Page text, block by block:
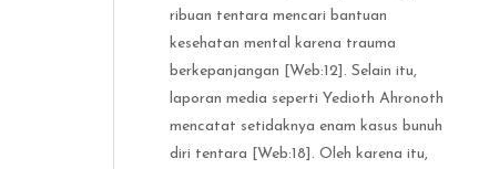
ribuan tentara mencari bantuan
kesehatan mental karena trauma
berkepanjangan [Web:12]. Selain itu,
laporan media seperti Yedioth Ahronoth
mencatat setidaknya enam kasus bunuh
diri tentara [Web:18]. Oleh karena itu,